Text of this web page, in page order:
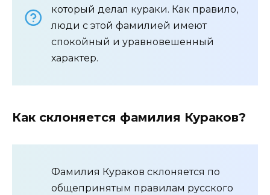
который делал кураки. Как правило,
люди с этой фамилией имеют
спокойный и уравновешенный
характер.
Как склоняется фамилия Кураков?
Фамилия Кураков склоняется по
общепринятым правилам русского